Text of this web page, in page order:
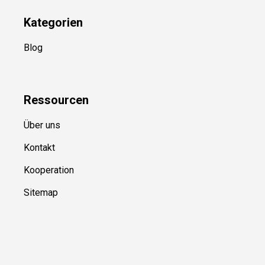
Kategorien
Blog
Ressourcen
Über uns
Kontakt
Kooperation
Sitemap